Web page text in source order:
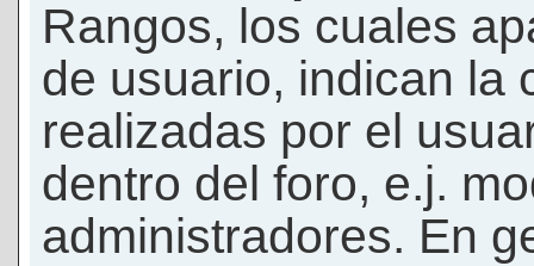
Rangos, los cuales
de usuario, indican la
realizadas por el
dentro del foro, e.j.
administradores. En